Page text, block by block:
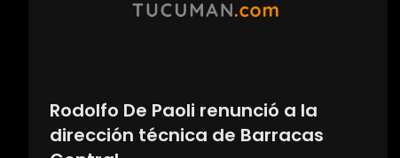
Rodolfo De Paoli renunció a la
dirección técnica de Barracas